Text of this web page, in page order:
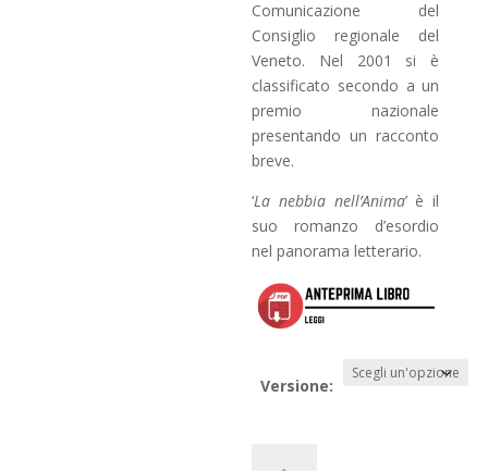
Comunicazione del
Consiglio regionale del
Veneto. Nel 2001 si è
classificato secondo a un
premio nazionale
presentando un racconto
breve.
‘La nebbia nell’Anima’ è il
suo romanzo d’esordio
nel panorama letterario.
Versione: